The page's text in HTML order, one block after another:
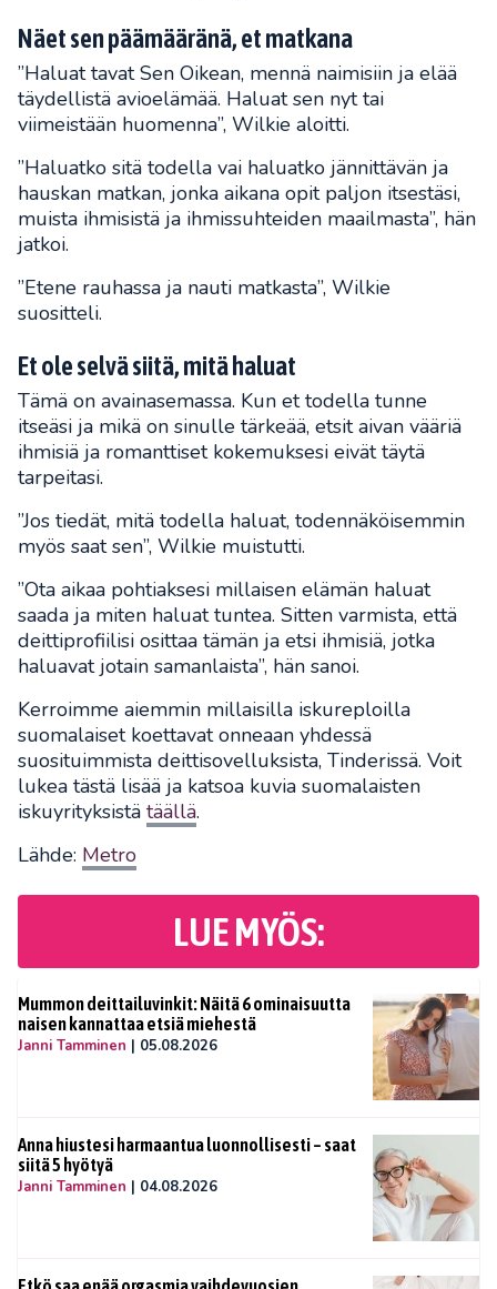
Näet sen päämääränä, et matkana
”Haluat tavat Sen Oikean, mennä naimisiin ja elää
täydellistä avioelämää. Haluat sen nyt tai
viimeistään huomenna”, Wilkie aloitti.
”Haluatko sitä todella vai haluatko jännittävän ja
hauskan matkan, jonka aikana opit paljon itsestäsi,
muista ihmisistä ja ihmissuhteiden maailmasta”, hän
jatkoi.
”Etene rauhassa ja nauti matkasta”, Wilkie
suositteli.
Et ole selvä siitä, mitä haluat
Tämä on avainasemassa. Kun et todella tunne
itseäsi ja mikä on sinulle tärkeää, etsit aivan vääriä
ihmisiä ja romanttiset kokemuksesi eivät täytä
tarpeitasi.
”Jos tiedät, mitä todella haluat, todennäköisemmin
myös saat sen”, Wilkie muistutti.
”Ota aikaa pohtiaksesi millaisen elämän haluat
saada ja miten haluat tuntea. Sitten varmista, että
deittiprofiilisi osittaa tämän ja etsi ihmisiä, jotka
haluavat jotain samanlaista”, hän sanoi.
Kerroimme aiemmin millaisilla iskureploilla
suomalaiset koettavat onneaan yhdessä
suosituimmista deittisovelluksista, Tinderissä. Voit
lukea tästä lisää ja katsoa kuvia suomalaisten
iskuyrityksistä täällä.
Lähde: Metro
LUE MYÖS:
Mummon deittailuvinkit: Näitä 6 ominaisuutta
naisen kannattaa etsiä miehestä
Janni Tamminen | 05.08.2026
Anna hiustesi harmaantua luonnollisesti – saat
siitä 5 hyötyä
Janni Tamminen | 04.08.2026